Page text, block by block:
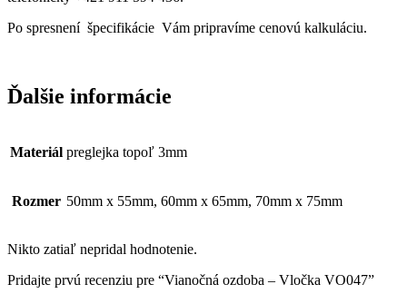
Po spresnení špecifikácie Vám pripravíme cenovú kalkuláciu.
Ďalšie informácie
Materiál preglejka topoľ 3mm
Rozmer 50mm x 55mm, 60mm x 65mm, 70mm x 75mm
Nikto zatiaľ nepridal hodnotenie.
Pridajte prvú recenziu pre “Vianočná ozdoba – Vločka VO047”